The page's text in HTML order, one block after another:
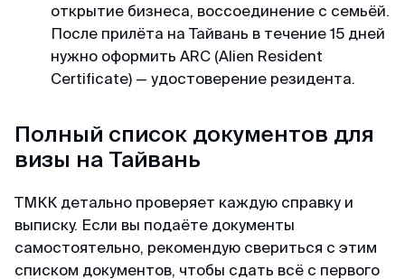
Александра
Отзыв с Google · 2024
Доступные цены
Спасибо визовому центру за оперативную
работу и доступные цены) Подали заявку на
КЕТУ в Корею. Сотрудники центра проверили
все данные и фото, сами заполнили анкеты и
на следующий день нам уже направили
разрешение КЕТА. Очень быстро!
открытие бизнеса, воссоединение с семьёй.
После прилёта на Тайвань в течение 15 дней
нужно оформить ARC (Alien Resident
Certificate) — удостоверение резидента.
Полный список документов для
визы на Тайвань
ТМКК детально проверяет каждую справку и
выписку. Если вы подаёте документы
самостоятельно, рекомендую свериться с этим
списком документов, чтобы сдать всё с первого